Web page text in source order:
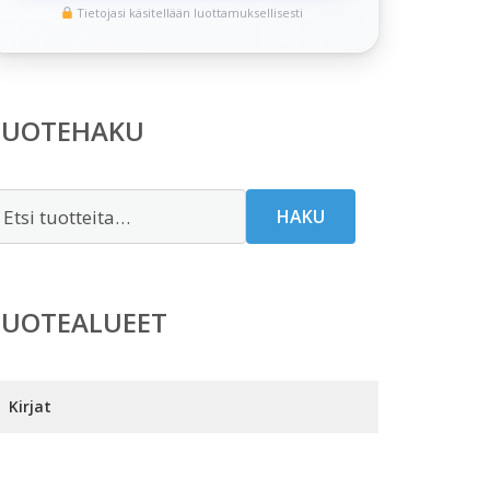
Tietojasi käsitellään luottamuksellisesti
HAKU
Kirjat